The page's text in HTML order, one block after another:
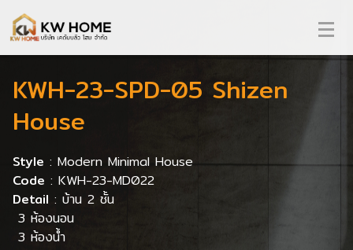
KWH-23-SPD-05 Shizen
House
Style : Modern Minimal House
Code : KWH-23-MD022
Detail : บ้าน 2 ชั้น
3 ห้องนอน
3 ห้องน้ำ